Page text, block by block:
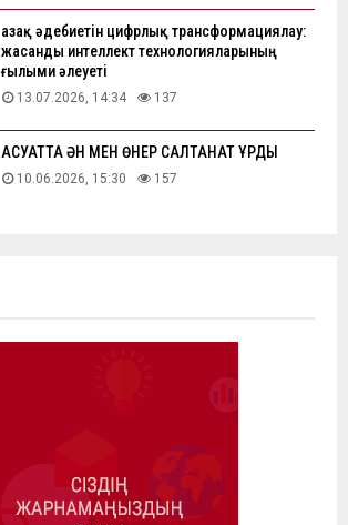
Қазақ әдебиетін цифрлық трансформациялау:
жасанды интеллект технологияларының
ғылыми әлеуеті
13.07.2026, 14:34 137
АҚСУАТТА ӘН МЕН ӨНЕР САЛТАНАТ ҚҰРДЫ
10.06.2026, 15:30 157